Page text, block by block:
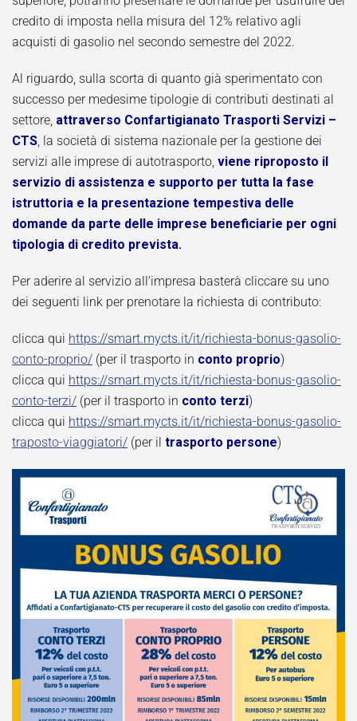
credito di imposta nella misura del 12% relativo agli
acquisti di gasolio nel secondo semestre del 2022.
Al riguardo, sulla scorta di quanto già sperimentato con
successo per medesime tipologie di contributi destinati al
settore, attraverso Confartigianato Trasporti Servizi –
CTS, la società di sistema nazionale per la gestione dei
servizi alle imprese di autotrasporto, viene riproposto il
servizio di assistenza e supporto per tutta la fase
istruttoria e la presentazione tempestiva delle
domande da parte delle imprese beneficiarie per ogni
tipologia di credito prevista.
Per aderire al servizio all’impresa basterà cliccare su uno
dei seguenti link per prenotare la richiesta di contributo:
clicca qui https://smart.mycts.it/it/richiesta-bonus-gasolio-
conto-proprio/ (per il trasporto in conto proprio)
clicca qui https://smart.mycts.it/it/richiesta-bonus-gasolio-
conto-terzi/ (per il trasporto in conto terzi)
clicca qui https://smart.mycts.it/it/richiesta-bonus-gasolio-
traposto-viaggiatori/ (per il trasporto persone)